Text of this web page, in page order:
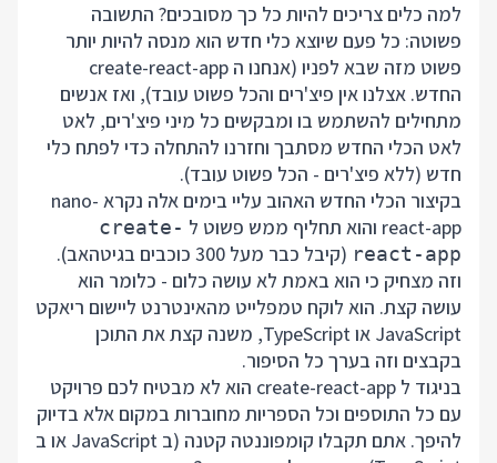
למה כלים צריכים להיות כל כך מסובכים? התשובה
פשוטה: כל פעם שיוצא כלי חדש הוא מנסה להיות יותר
פשוט מזה שבא לפניו (אנחנו ה create-react-app
החדש. אצלנו אין פיצ'רים והכל פשוט עובד), ואז אנשים
מתחילים להשתמש בו ומבקשים כל מיני פיצ'רים, לאט
לאט הכלי החדש מסתבך וחזרנו להתחלה כדי לפתח כלי
חדש (ללא פיצ'רים - הכל פשוט עובד).
בקיצור הכלי החדש האהוב עליי בימים אלה נקרא nano-
react-app והוא תחליף ממש פשוט ל create-
react-app
(קיבל כבר מעל 300 כוכבים בגיטהאב).
וזה מצחיק כי הוא באמת לא עושה כלום - כלומר הוא
עושה קצת. הוא לוקח טמפלייט מהאינטרנט ליישום ריאקט
JavaScript או TypeScript, משנה קצת את התוכן
בקבצים וזה בערך כל הסיפור.
בניגוד ל create-react-app הוא לא מבטיח לכם פרויקט
עם כל התוספים וכל הספריות מחוברות במקום אלא בדיוק
להיפך. אתם תקבלו קומפוננטה קטנה (ב JavaScript או ב